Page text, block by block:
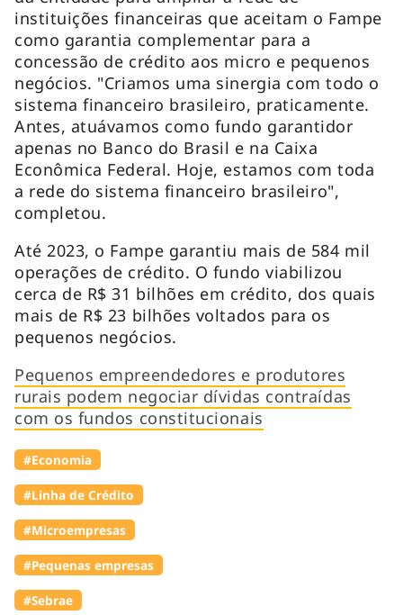
instituições financeiras que aceitam o Fampe
como garantia complementar para a
concessão de crédito aos micro e pequenos
negócios. "Criamos uma sinergia com todo o
sistema financeiro brasileiro, praticamente.
Antes, atuávamos como fundo garantidor
apenas no Banco do Brasil e na Caixa
Econômica Federal. Hoje, estamos com toda
a rede do sistema financeiro brasileiro",
completou.
Até 2023, o Fampe garantiu mais de 584 mil
operações de crédito. O fundo viabilizou
cerca de R$ 31 bilhões em crédito, dos quais
mais de R$ 23 bilhões voltados para os
pequenos negócios.
Pequenos empreendedores e produtores
rurais podem negociar dívidas contraídas
com os fundos constitucionais
#Economia
#Linha de Crédito
#Microempresas
#Pequenas empresas
#Sebrae